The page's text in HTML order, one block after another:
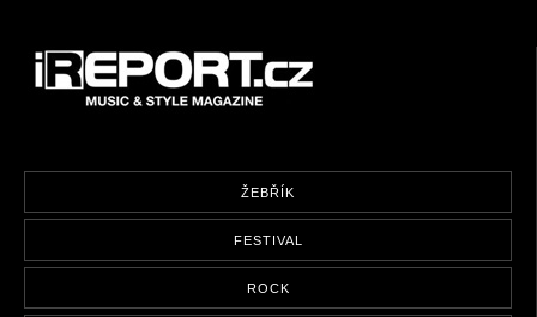
ŽEBŘÍK
FESTIVAL
ROCK